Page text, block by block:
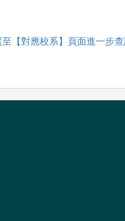
【對應校系】頁面進一步查